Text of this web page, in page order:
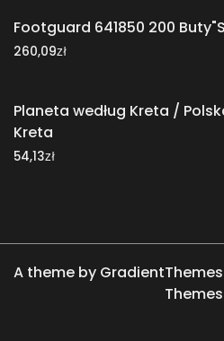
Footguard 641850 200
260,09zł
Planeta według Kreta /
Kreta
54,13zł
A theme by